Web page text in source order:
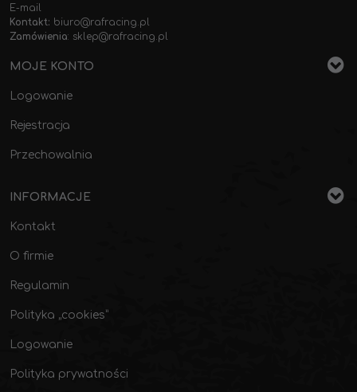
E-mail
Kontakt: biuro@rafracing.pl
Zamówienia: sklep@rafracing.pl
MOJE KONTO
Logowanie
Rejestracja
Przechowalnia
INFORMACJE
Kontakt
O firmie
Regulamin
Polityka „cookies”
Logowanie
Polityka prywatności